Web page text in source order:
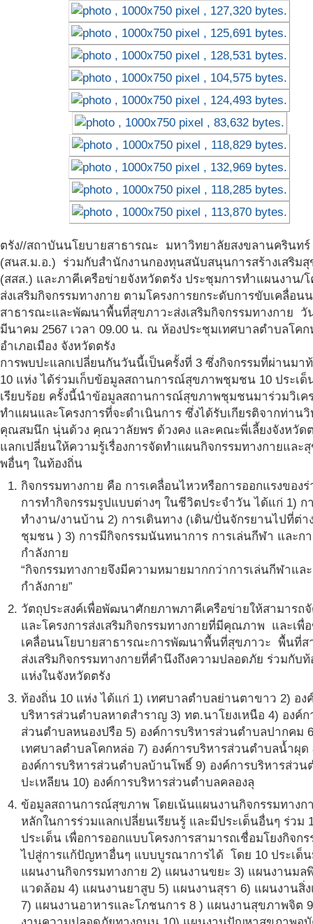
ตรัง//สถาบันนโยบายสาธารณะ มหาวิทยาลัยสงขลานครินทร์
(สนส.ม.อ.) ร่วมกับสำนักงานกองทุนสนับสนุนการสร้างเสริม
(สสส.) และภาคีเครือข่ายจังหวัดตรัง ประชุมการทำแผนงาน/โ
ส่งเสริมกิจกรรมทางกาย ตามโครงการยกระดับการขับเคลื่อน
สาธารณะและพัฒนาพื้นที่สุขภาวะส่งเสริมกิจกรรมทางกาย วั
มีนาคม 2567 เวลา 09.00 น. ณ ห้องประชุมเทศบาลตำบลโคก
อำเภอเมือง จังหวัดตรัง
การพบปะแลกเปลี่ยนกันวันนี้เป็นครั้งที่ 3 ซึ่งกิจกรรมที่ผ่านมา
10 แห่ง ได้ร่วมเก็บข้อมูลสถานการณ์สุขภาพชุมชน 10 ประเด็
เรียบร้อย ครั้งนี้นำข้อมูลสถานการณ์สุขภาพชุมชนมาร่วมวิเค
ทำแผนและโครงการที่จะดำเนินการ ซึ่งได้รับเกียรติจากท่าน
คุณสมนึก นุ่นด้วง คุณวาลัยพร ด้วงคง และคณะพี่เลี้ยงจังหวัด
แลกเปลี่ยนให้ความรู้เรื่องการจัดทำแผนกิจกรรมทางกายและ
พอื่นๆ ในท้องถิ่น
กิจกรรมทางกาย คือ การเคลื่อนไหวหรือการออกแรงของร่
การทำกิจกรรมรูปแบบต่างๆ ในชีวิตประจำวัน ได้แก่ 1) ก
ทำงาน/งานบ้าน 2) การเดินทาง (เดิน/ปั่นจักรยานไปที่ต่า
ชุมชน ) 3) การมีกิจกรรมนันทนาการ การเล่นกีฬา และก
กำลังกาย
“กิจกรรมทางกายจึงมีความหมายมากกว่าการเล่นกีฬาแล
กำลังกาย”
วัตถุประสงค์เพื่อพัฒนาศักยภาพภาคีเครือข่ายให้สามารถ
และโครงการส่งเสริมกิจกรรมทางกายที่มีคุณภาพ และเพื่
เคลื่อนนโยบายสาธารณะการพัฒนาพื้นที่สุขภาวะ พื้นที่ส
ส่งเสริมกิจกรรมทางกายที่คำนึงถึงความปลอดภัย ร่วมกับท้
แห่งในจังหวัดตรัง
ท้องถิ่น 10 แห่ง ได้แก่ 1) เทศบาลตำบลย่านตาขาว 2) อง
บริหารส่วนตำบลหาดสำราญ 3) ทต.นาโยงเหนือ 4) องค์ก
ส่วนตำบลหนองปรือ 5) องค์การบริหารส่วนตำบลปากคม
เทศบาลตำบลโคกหล่อ 7) องค์การบริหารส่วนตำบลน้ำผุด
องค์การบริหารส่วนตำบลบ้านโพธิ์ 9) องค์การบริหารส่วน
ปะเหลียน 10) องค์การบริหารส่วนตำบลคลองลุ
ข้อมูลสถานการณ์สุขภาพ โดยเน้นแผนงานกิจกรรมทางก
หลักในการร่วมแลกเปลี่ยนเรียนรู้ และมีประเด็นอื่นๆ ร่วม
ประเด็น เพื่อการออกแบบโครงการสามารถเชื่อมโยงกิจกร
ไปสู่การแก้ปัญหาอื่นๆ แบบบูรณาการได้ โดย 10 ประเด็
แผนงานกิจกรรมทางกาย 2) แผนงานขยะ 3) แผนงานมล
แวดล้อม 4) แผนงานยาสูบ 5) แผนงานสุรา 6) แผนงานสิ่ง
7) แผนงานอาหารและโภชนการ 8 ) แผนงานสุขภาพจิต